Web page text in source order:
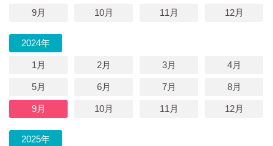
9月 10月 11月 12月
2024年
1月 2月 3月 4月
5月 6月 7月 8月
9月 10月 11月 12月
2025年